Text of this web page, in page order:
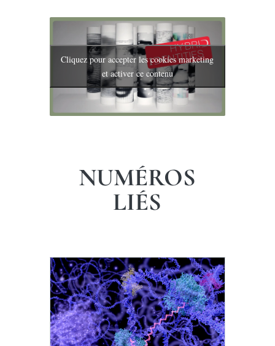
Cliquez pour accepter les cookies marketing
et activer ce contenu
NUMÉROS
LIÉS